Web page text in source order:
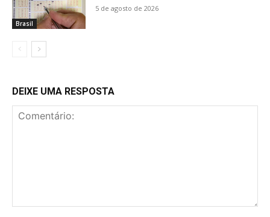
Brasil
5 de agosto de 2026
DEIXE UMA RESPOSTA